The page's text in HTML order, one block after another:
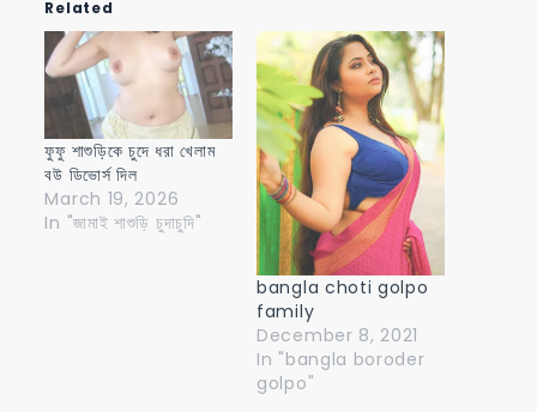
Related
ফুফু শাশুড়িকে চুদে ধরা খেলাম
বউ ডিভোর্স দিল
March 19, 2026
In "জামাই শাশুড়ি চুদাচুদি"
bangla choti golpo
family
December 8, 2021
In "bangla boroder
golpo"